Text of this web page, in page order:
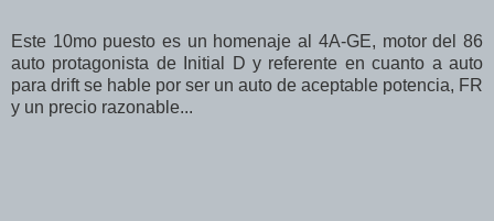
Este 10mo puesto es un homenaje al 4A-GE, motor del 86
auto protagonista de Initial D y referente en cuanto a auto
para drift se hable por ser un auto de aceptable potencia, FR
y un precio razonable...